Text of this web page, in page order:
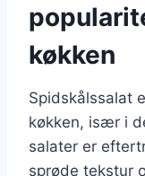
køkken
Spidskålssalat
køkken, især i
salater er
sprøde tekstur